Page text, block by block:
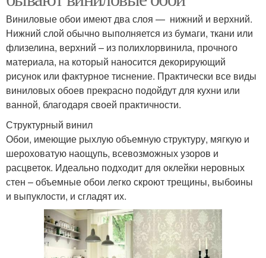
Виниловые обои имеют два слоя — нижний и верхний.
Нижний слой обычно выполняется из бумаги, ткани или
флизелина, верхний – из полихлорвинила, прочного
материала, на который наносится декорирующий
рисунок или фактурное тиснение. Практически все виды
виниловых обоев прекрасно подойдут для кухни или
ванной, благодаря своей практичности.
Структурный винил
Обои, имеющие рыхлую объемную структуру, мягкую и
шероховатую наощупь, всевозможных узоров и
расцветок. Идеально подходит для оклейки неровных
стен – объемные обои легко скроют трещины, выбоины
и выпуклости, и сгладят их.